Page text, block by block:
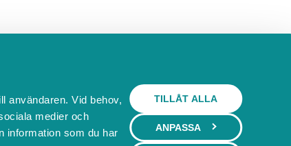
användaren. Vid behov,
medier och
information som du har
TILLÅT ALLA
ANPASSA